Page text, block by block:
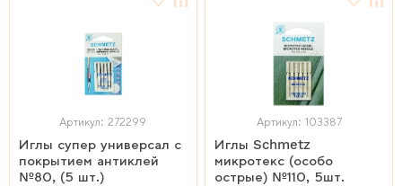
Артикул: 272299
Иглы супер универсал с
покрытием антиклей
№80, (5 шт.)
Артикул: 103387
Иглы Schmetz
микротекс (особо
острые) №110, 5шт.